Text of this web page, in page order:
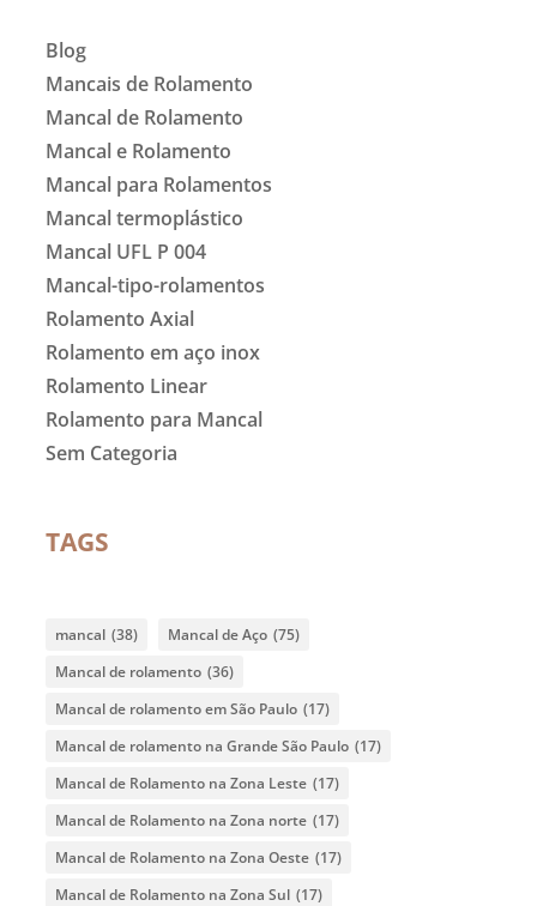
Blog
Mancais de Rolamento
Mancal de Rolamento
Mancal e Rolamento
Mancal para Rolamentos
Mancal termoplástico
Mancal UFL P 004
Mancal-tipo-rolamentos
Rolamento Axial
Rolamento em aço inox
Rolamento Linear
Rolamento para Mancal
Sem Categoria
TAGS
mancal (38) Mancal de Aço (75)
Mancal de rolamento (36)
Mancal de rolamento em São Paulo (17)
Mancal de rolamento na Grande São Paulo (17)
Mancal de Rolamento na Zona Leste (17)
Mancal de Rolamento na Zona norte (17)
Mancal de Rolamento na Zona Oeste (17)
Mancal de Rolamento na Zona Sul (17)